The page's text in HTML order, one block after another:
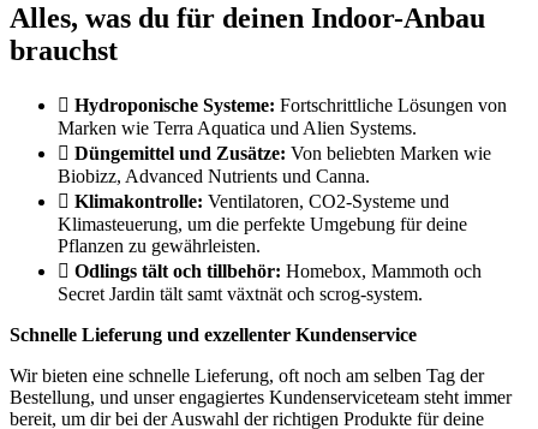
Alles, was du für deinen Indoor-Anbau
brauchst
Hydroponische Systeme: Fortschrittliche Lösungen von
Marken wie Terra Aquatica und Alien Systems.
Düngemittel und Zusätze: Von beliebten Marken wie
Biobizz, Advanced Nutrients und Canna.
Klimakontrolle: Ventilatoren, CO2-Systeme und
Klimasteuerung, um die perfekte Umgebung für deine
Pflanzen zu gewährleisten.
Odlings tält och tillbehör: Homebox, Mammoth och
Secret Jardin tält samt växtnät och scrog-system.
Schnelle Lieferung und exzellenter Kundenservice
Wir bieten eine schnelle Lieferung, oft noch am selben Tag der
Bestellung, und unser engagiertes Kundenserviceteam steht immer
bereit, um dir bei der Auswahl der richtigen Produkte für deine